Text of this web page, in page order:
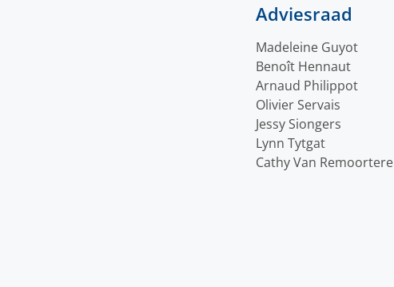
Adviesraad
Madeleine Guyot
Benoît Hennaut
Arnaud Philippot
Olivier Servais
Jessy Siongers
Lynn Tytgat
Cathy Van Remoortere